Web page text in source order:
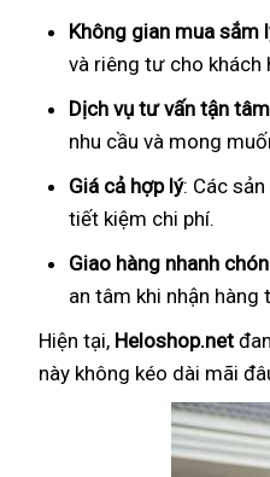
Không gian mua sắm
và riêng tư cho khách
Dịch vụ tư vấn tận tâm
nhu cầu và mong
Giá cả hợp lý: Các
tiết kiệm chi phí.
Giao hàng nhanh
an tâm khi nhận hàng
Hiện tại, Heloshop.net
này không kéo dài mãi